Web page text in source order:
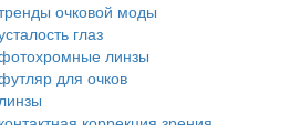
очковой моды
глаз
линзы
для очков